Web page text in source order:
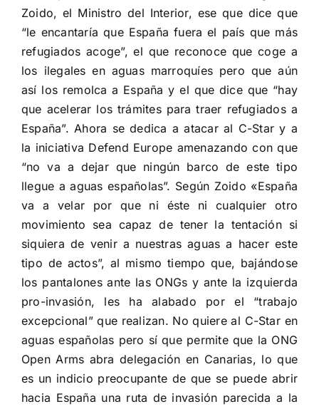
Zoido, el Ministro del Interior, ese que dice que
“le encantaría que España fuera el país que más
refugiados acoge”, el que reconoce que coge a
los ilegales en aguas marroquíes pero que aún
así los remolca a España y el que dice que “hay
que acelerar los trámites para traer refugiados a
España”. Ahora se dedica a atacar al C-Star y a
la iniciativa Defend Europe amenazando con que
“no va a dejar que ningún barco de este tipo
llegue a aguas españolas”. Según Zoido «España
va a velar por que ni éste ni cualquier otro
movimiento sea capaz de tener la tentación si
siquiera de venir a nuestras aguas a hacer este
tipo de actos”, al mismo tiempo que, bajándose
los pantalones ante las ONGs y ante la izquierda
pro-invasión, les ha alabado por el “trabajo
excepcional” que realizan. No quiere al C-Star en
aguas españolas pero sí que permite que la ONG
Open Arms abra delegación en Canarias, lo que
es un indicio preocupante de que se puede abrir
hacia España una ruta de invasión parecida a la